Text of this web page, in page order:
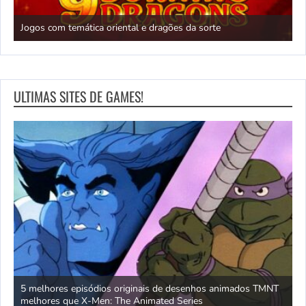
Jogos com temática oriental e dragões da sorte
ULTIMAS SITES DE GAMES!
5 melhores episódios originais de desenhos animados TMNT
melhores que X-Men: The Animated Series